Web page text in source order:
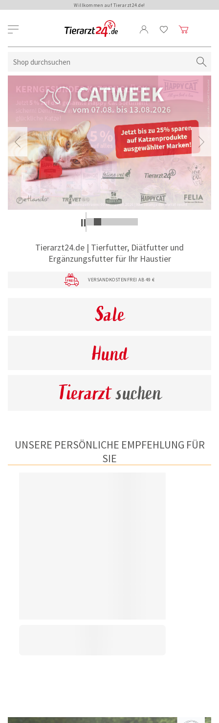
Willkommen auf Tierarzt24.de!
Tierarzt24.de | Tierfutter, Diätfutter und
Ergänzungsfutter für Ihr Haustier
VERSANDKOSTENFREI AB 49 €
Sale
Hund
Tierarztsuchen
UNSERE PERSÖNLICHE EMPFEHLUNG FÜR
SIE